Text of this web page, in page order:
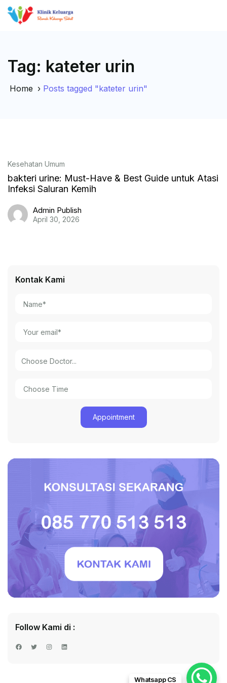
Tag: kateter urin
Home › Posts tagged "kateter urin"
Kesehatan Umum
bakteri urine: Must-Have & Best Guide untuk Atasi
Infeksi Saluran Kemih
Admin Publish
April 30, 2026
Kontak Kami
Follow Kami di :
Facebook
TwitterInstagram
Whatsapp CS